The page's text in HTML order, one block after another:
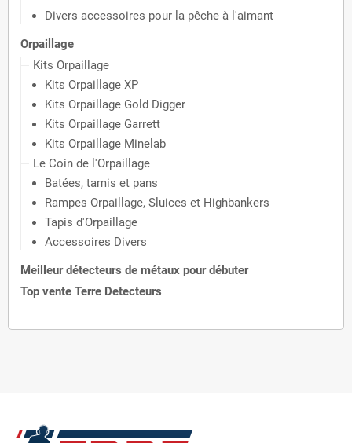
Divers accessoires pour la pêche à l'aimant
Orpaillage
Kits Orpaillage
Kits Orpaillage XP
Kits Orpaillage Gold Digger
Kits Orpaillage Garrett
Kits Orpaillage Minelab
Le Coin de l'Orpaillage
Batées, tamis et pans
Rampes Orpaillage, Sluices et Highbankers
Tapis d'Orpaillage
Accessoires Divers
Meilleur détecteurs de métaux pour débuter
Top vente Terre Detecteurs